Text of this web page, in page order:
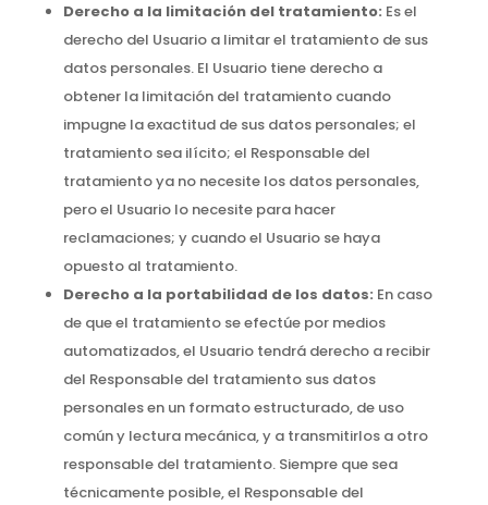
Derecho a la limitación del tratamiento: Es el
derecho del Usuario a limitar el tratamiento de sus
datos personales. El Usuario tiene derecho a
obtener la limitación del tratamiento cuando
impugne la exactitud de sus datos personales; el
tratamiento sea ilícito; el Responsable del
tratamiento ya no necesite los datos personales,
pero el Usuario lo necesite para hacer
reclamaciones; y cuando el Usuario se haya
opuesto al tratamiento.
Derecho a la portabilidad de los datos: En caso
de que el tratamiento se efectúe por medios
automatizados, el Usuario tendrá derecho a recibir
del Responsable del tratamiento sus datos
personales en un formato estructurado, de uso
común y lectura mecánica, y a transmitirlos a otro
responsable del tratamiento. Siempre que sea
técnicamente posible, el Responsable del